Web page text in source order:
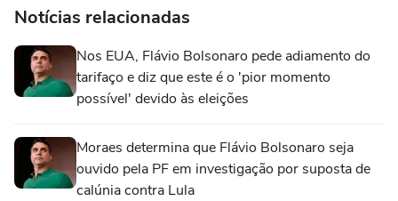
Notícias relacionadas
Nos EUA, Flávio Bolsonaro pede adiamento do
tarifaço e diz que este é o 'pior momento
possível' devido às eleições
Moraes determina que Flávio Bolsonaro seja
ouvido pela PF em investigação por suposta de
calúnia contra Lula